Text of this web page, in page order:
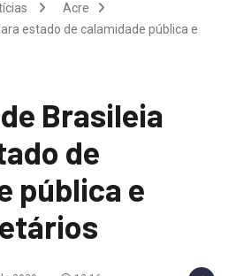
Acre
estado de calamidade pública e
Brasileia
de
pública e